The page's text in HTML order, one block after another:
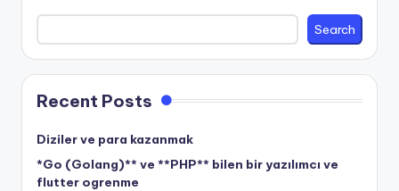
Search
Recent Posts
Diziler ve para kazanmak
*Go (Golang)** ve **PHP** bilen bir yazılımcı ve
flutter ogrenme